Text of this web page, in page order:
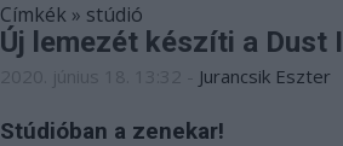
Címkék » stúdió
Új lemezét készíti a Dust
Jurancsik Eszter
Stúdióban a zenekar!